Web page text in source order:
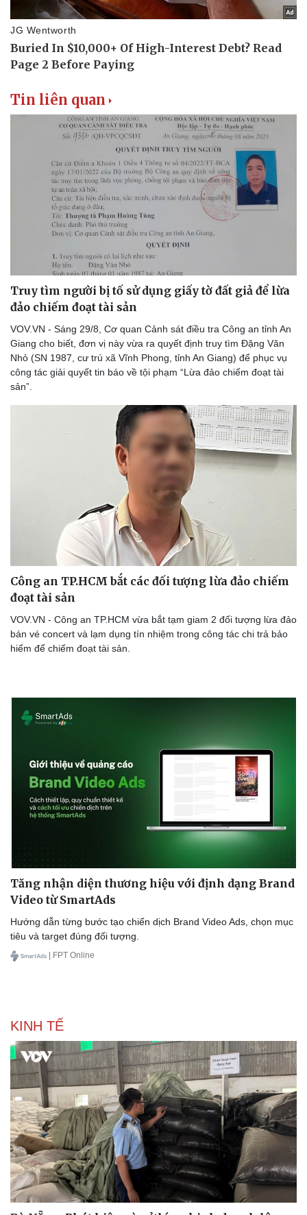
Thể thao
Lịch thi đấu bóng đá
Thế giới thể thao
Ô tô - Xe máy
Ô tô
Xe máy
Doanh nghiệp
Thông tin doanh nghiệp
Doanh nghiệp 24h
Doanh nhân
Vì cộng đồng
Công nghệ
Sành điệu
Tin Công nghệ
Trải nghiệm
Chuyển đổi số
Tin liên quan
Truy tìm người bị tố sử dụng giấy tờ đất giả để lừa
đảo chiếm đoạt tài sản
VOV.VN - Sáng 29/8, Cơ quan Cảnh sát điều tra Công an tỉnh An
Giang cho biết, đơn vị này vừa ra quyết định truy tìm Đặng Văn
Nhỏ (SN 1987, cư trú xã Vĩnh Phong, tỉnh An Giang) để phục vụ
công tác giải quyết tin báo về tội phạm “Lừa đảo chiếm đoạt tài
sản”.
Công an TP.HCM bắt các đối tượng lừa đảo chiếm
đoạt tài sản
VOV.VN - Công an TP.HCM vừa bắt tạm giam 2 đối tượng lừa đảo
bán vé concert và lạm dụng tín nhiệm trong công tác chi trả bảo
hiểm để chiếm đoạt tài sản.
Tăng nhận diện thương hiệu với định dạng Brand
Video từ SmartAds
Hướng dẫn từng bước tạo chiến dịch Brand Video Ads, chọn mục
tiêu và target đúng đối tượng.
| FPT Online
KINH TẾ